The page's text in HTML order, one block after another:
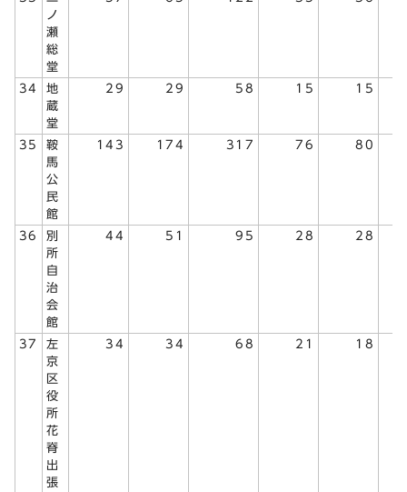
ノ
瀬
総
堂
34
地
蔵
堂
29 29 58 15 15
35
鞍
馬
公
民
館
143 174 317 76 80
36
別
所
自
治
会
館
44 51 95 28 28
37
左
京
区
役
所
花
脊
出
張
34 34 68 21 18